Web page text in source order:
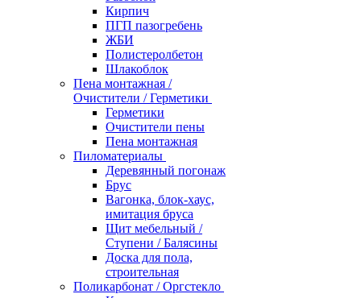
Кирпич
ПГП пазогребень
ЖБИ
Полистеролбетон
Шлакоблок
Пена монтажная /
Очистители / Герметики
Герметики
Очистители пены
Пена монтажная
Пиломатериалы
Деревянный погонаж
Брус
Вагонка, блок-хаус,
имитация бруса
Щит мебельный /
Ступени / Балясины
Доска для пола,
строительная
Поликарбонат / Оргстекло